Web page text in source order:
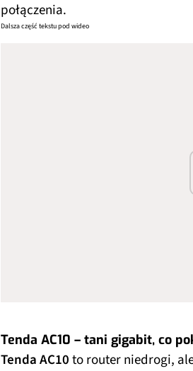
połączenia.
Dalsza część tekstu pod wideo
Tenda AC10 – tani gigabit, co
Tenda AC10to router niedrogi,